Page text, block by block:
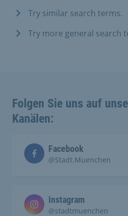
Try similar search terms.
Try more general search
Folgen Sie uns auf
Kanälen:
Facebook
@Stadt.Muenchen
Instagram
@stadtmuenchen